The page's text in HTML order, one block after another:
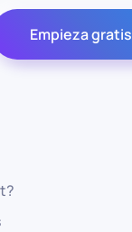
Empieza gratis